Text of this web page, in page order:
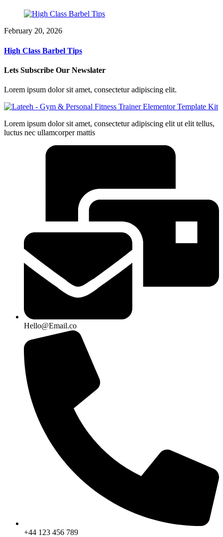
February 20, 2026
High Class Barbel Tips
Lets Subscribe Our Newslater
Lorem ipsum dolor sit amet, consectetur adipiscing elit.
Lorem ipsum dolor sit amet, consectetur adipiscing elit ut elit tellus,
luctus nec ullamcorper mattis
Hello@Email.co
+44 123 456 789